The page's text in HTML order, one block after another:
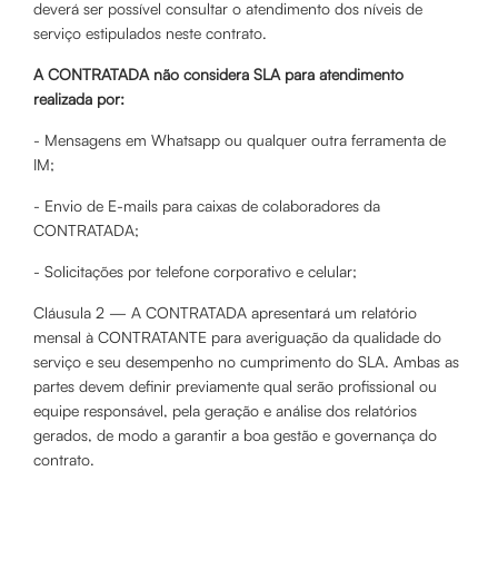
deverá ser possível consultar o atendimento dos níveis de
serviço estipulados neste contrato.
A CONTRATADA não considera SLA para atendimento
realizada por:
- Mensagens em Whatsapp ou qualquer outra ferramenta de
IM;
- Envio de E-mails para caixas de colaboradores da
CONTRATADA;
- Solicitações por telefone corporativo e celular;
Cláusula 2 — A CONTRATADA apresentará um relatório
mensal à CONTRATANTE para averiguação da qualidade do
serviço e seu desempenho no cumprimento do SLA. Ambas as
partes devem definir previamente qual serão profissional ou
equipe responsável, pela geração e análise dos relatórios
gerados, de modo a garantir a boa gestão e governança do
contrato.